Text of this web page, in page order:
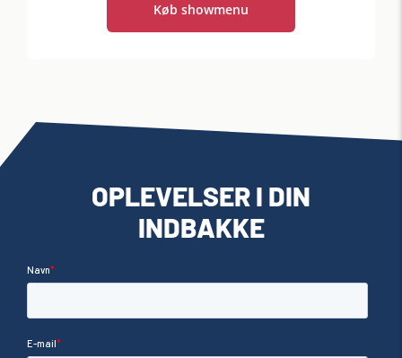
Køb showmenu
OPLEVELSER I DIN
INDBAKKE